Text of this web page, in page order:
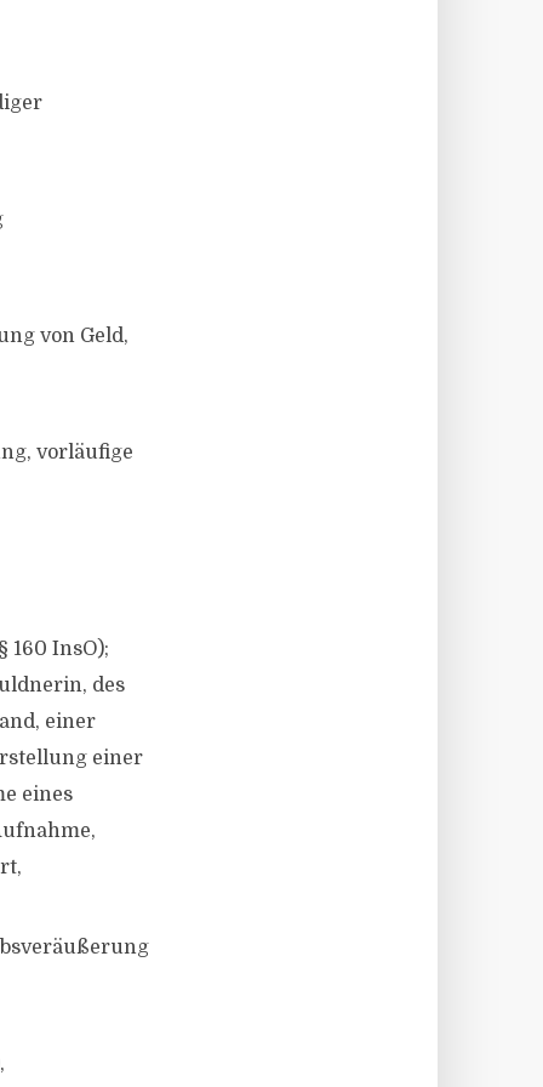
von Geld,
vorläufige
InsO);
des
einer
einer
eines